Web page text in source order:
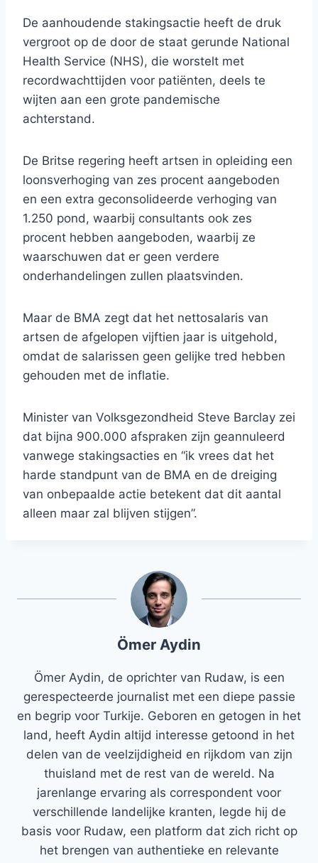
De aanhoudende stakingsactie heeft de druk
vergroot op de door de staat gerunde National
Health Service (NHS), die worstelt met
recordwachttijden voor patiënten, deels te
wijten aan een grote pandemische
achterstand.
De Britse regering heeft artsen in opleiding een
loonsverhoging van zes procent aangeboden
en een extra geconsolideerde verhoging van
1.250 pond, waarbij consultants ook zes
procent hebben aangeboden, waarbij ze
waarschuwen dat er geen verdere
onderhandelingen zullen plaatsvinden.
Maar de BMA zegt dat het nettosalaris van
artsen de afgelopen vijftien jaar is uitgehold,
omdat de salarissen geen gelijke tred hebben
gehouden met de inflatie.
Minister van Volksgezondheid Steve Barclay zei
dat bijna 900.000 afspraken zijn geannuleerd
vanwege stakingsacties en “ik vrees dat het
harde standpunt van de BMA en de dreiging
van onbepaalde actie betekent dat dit aantal
alleen maar zal blijven stijgen”.
Ömer Aydin
Ömer Aydin, de oprichter van Rudaw, is een
gerespecteerde journalist met een diepe passie
en begrip voor Turkije. Geboren en getogen in het
land, heeft Aydin altijd interesse getoond in het
delen van de veelzijdigheid en rijkdom van zijn
thuisland met de rest van de wereld. Na
jarenlange ervaring als correspondent voor
verschillende landelijke kranten, legde hij de
basis voor Rudaw, een platform dat zich richt op
het brengen van authentieke en relevante